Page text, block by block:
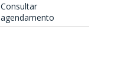
Consultar
agendamento